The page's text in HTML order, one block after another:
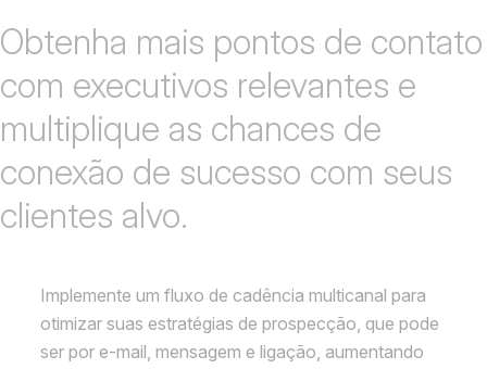
Obtenha mais pontos de contato
com executivos relevantes e
multiplique as chances de
conexão de sucesso com seus
clientes alvo.
Implemente um fluxo de cadência multicanal para
otimizar suas estratégias de prospecção, que pode
ser por e-mail, mensagem e ligação, aumentando